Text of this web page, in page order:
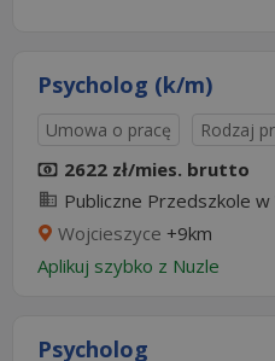
Psycholog (k/m)
Umowa o pracę Rodzaj
2622 zł/mies. brutto
Publiczne Przedszkole w
Wojcieszyce +9km
Aplikuj szybko z Nuzle
Psycholog